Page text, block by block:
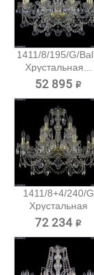
1411/8/195/G/
Хрустальная...
52 895 ₽
1411/8+4/240/G
Хрустальная
подвесная...
72 234 ₽